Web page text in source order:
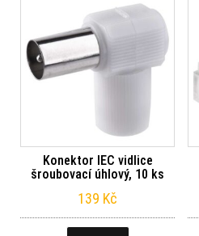
Konektor IEC vidlice
šroubovací úhlový, 10 ks
139 Kč